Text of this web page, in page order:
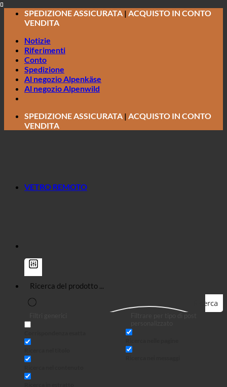
Salta
SPEDIZIONE ASSICURATA | ACQUISTO IN CONTO
VENDITA
Notizie
Riferimenti
Conto
Spedizione
Al negozio Alpenkäse
Al negozio Alpenwild
SPEDIZIONE ASSICURATA | ACQUISTO IN CONTO
VENDITA
Ricerca
VETRO REMOTO